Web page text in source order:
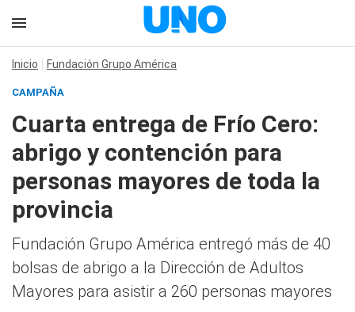
Inicio Fundación Grupo América
CAMPAÑA
Cuarta entrega de Frío Cero:
abrigo y contención para
personas mayores de toda la
provincia
Fundación Grupo América entregó más de 40
bolsas de abrigo a la Dirección de Adultos
Mayores para asistir a 260 personas mayores